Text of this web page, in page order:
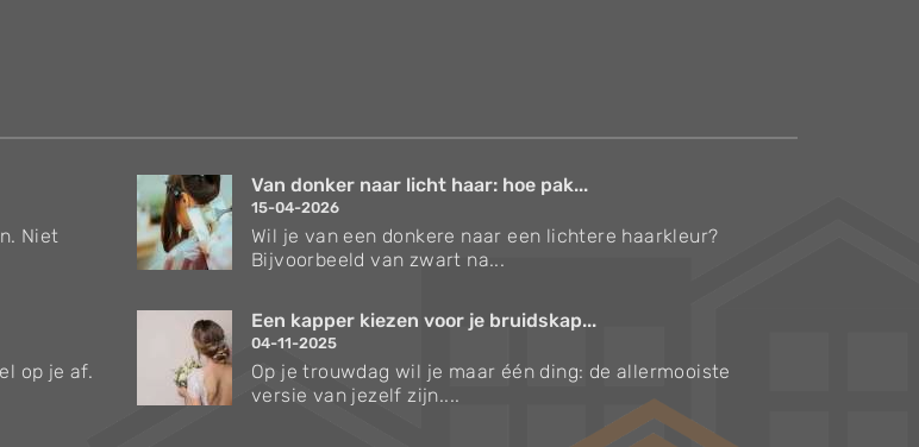
Niet
Van donker naar licht haar: hoe pak...
15-04-2026
Wil je van een donkere naar een lichtere haarkleur?
Bijvoorbeeld van zwart na...
op je af.
Een kapper kiezen voor je bruidskap...
04-11-2025
Op je trouwdag wil je maar één ding: de allermooiste
versie van jezelf zijn....